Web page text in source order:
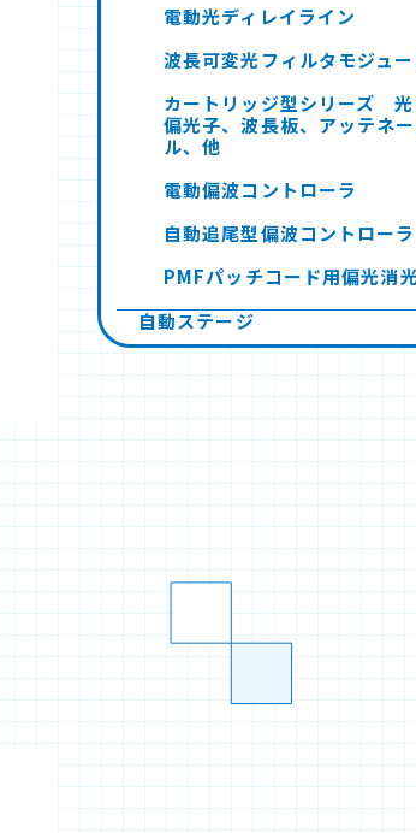
電動光ディレイライン
波長可変光フィルタモジュ
カートリッジ型シリーズ 光
偏光子、波長板、アッテネ
ル、他
電動偏波コントローラ
自動追尾型偏波コントローラ
PMFパッチコード用偏光消
自動ステージ